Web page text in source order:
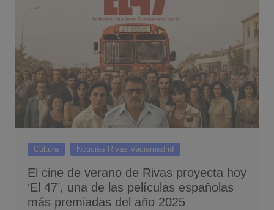
Cultura Noticias Rivas Vaciamadrid
El cine de verano de Rivas proyecta hoy
‘El 47’, una de las películas españolas
más premiadas del año 2025